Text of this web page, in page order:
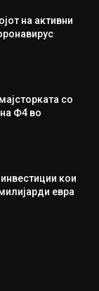
на активни
со
Ф4 во
кои
евра